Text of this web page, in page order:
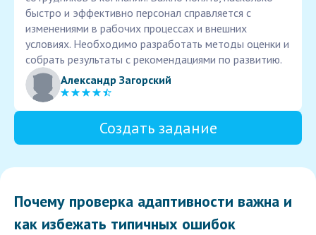
быстро и эффективно персонал справляется с
изменениями в рабочих процессах и внешних
условиях. Необходимо разработать методы оценки и
собрать результаты с рекомендациями по развитию.
Александр Загорский
Создать задание
Почему проверка адаптивности важна и
как избежать типичных ошибок